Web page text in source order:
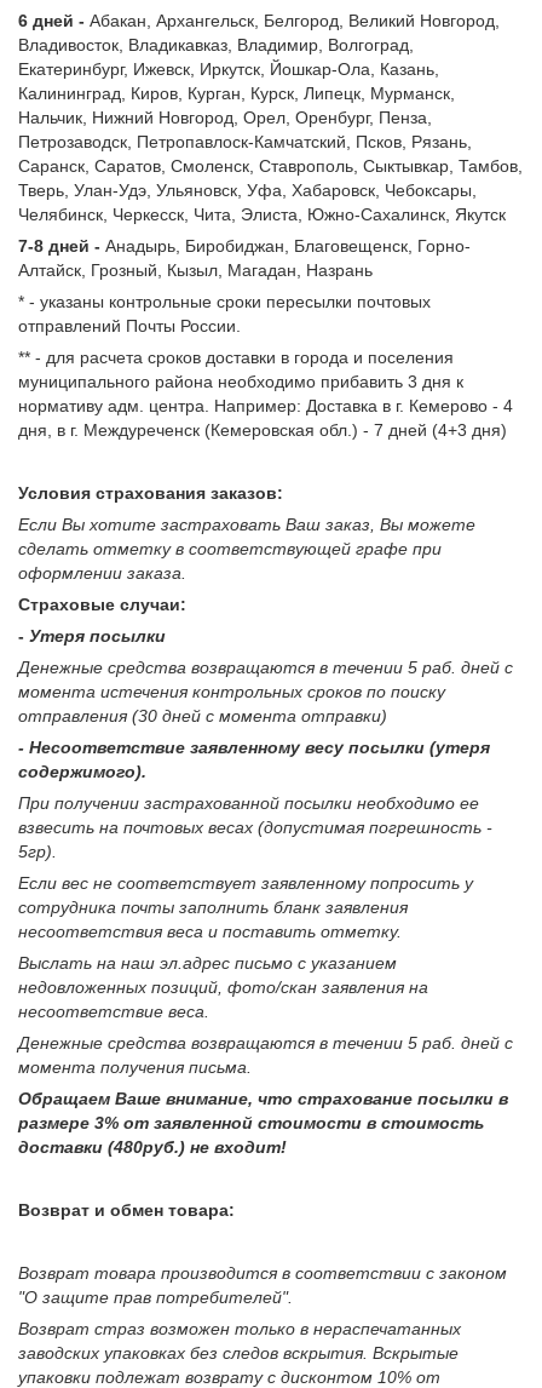
6 дней - Абакан, Архангельск, Белгород, Великий Новгород,
Владивосток, Владикавказ, Владимир, Волгоград,
Екатеринбург, Ижевск, Иркутск, Йошкар-Ола, Казань,
Калининград, Киров, Курган, Курск, Липецк, Мурманск,
Нальчик, Нижний Новгород, Орел, Оренбург, Пенза,
Петрозаводск, Петропавлоск-Камчатский, Псков, Рязань,
Саранск, Саратов, Смоленск, Ставрополь, Сыктывкар, Тамбов,
Тверь, Улан-Удэ, Ульяновск, Уфа, Хабаровск, Чебоксары,
Челябинск, Черкесск, Чита, Элиста, Южно-Сахалинск, Якутск
7-8 дней - Анадырь, Биробиджан, Благовещенск, Горно-
Алтайск, Грозный, Кызыл, Магадан, Назрань
* - указаны контрольные сроки пересылки почтовых
отправлений Почты России.
** - для расчета сроков доставки в города и поселения
муниципального района необходимо прибавить 3 дня к
нормативу адм. центра. Например: Доставка в г. Кемерово - 4
дня, в г. Междуреченск (Кемеровская обл.) - 7 дней (4+3 дня)
Условия страхования заказов:
Если Вы хотите застраховать Ваш заказ, Вы можете
сделать отметку в соответствующей графе при
оформлении заказа.
Страховые случаи:
- Утеря посылки
Денежные средства возвращаются в течении 5 раб. дней с
момента истечения контрольных сроков по поиску
отправления (30 дней с момента отправки)
- Несоответствие заявленному весу посылки (утеря
содержимого).
При получении застрахованной посылки необходимо ее
взвесить на почтовых весах (допустимая погрешность -
5гр).
Если вес не соответствует заявленному попросить у
сотрудника почты заполнить бланк заявления
несоответствия веса и поставить отметку.
Выслать на наш эл.адрес письмо с указанием
недовложенных позиций, фото/скан заявления на
несоответствие веса.
Денежные средства возвращаются в течении 5 раб. дней с
момента получения письма.
Обращаем Ваше внимание, что страхование посылки в
размере 3% от заявленной стоимости в стоимость
доставки (480руб.) не входит!
Возврат и обмен товара:
Возврат товара производится в соответствии с законом
"О защите прав потребителей".
Возврат страз возможен только в нераспечатанных
заводских упаковках без следов вскрытия. Вскрытые
упаковки подлежат возврату с дисконтом 10% от